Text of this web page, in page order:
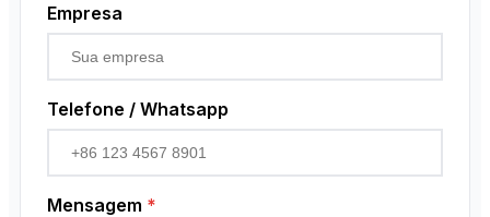
Empresa
Telefone / Whatsapp
Mensagem *